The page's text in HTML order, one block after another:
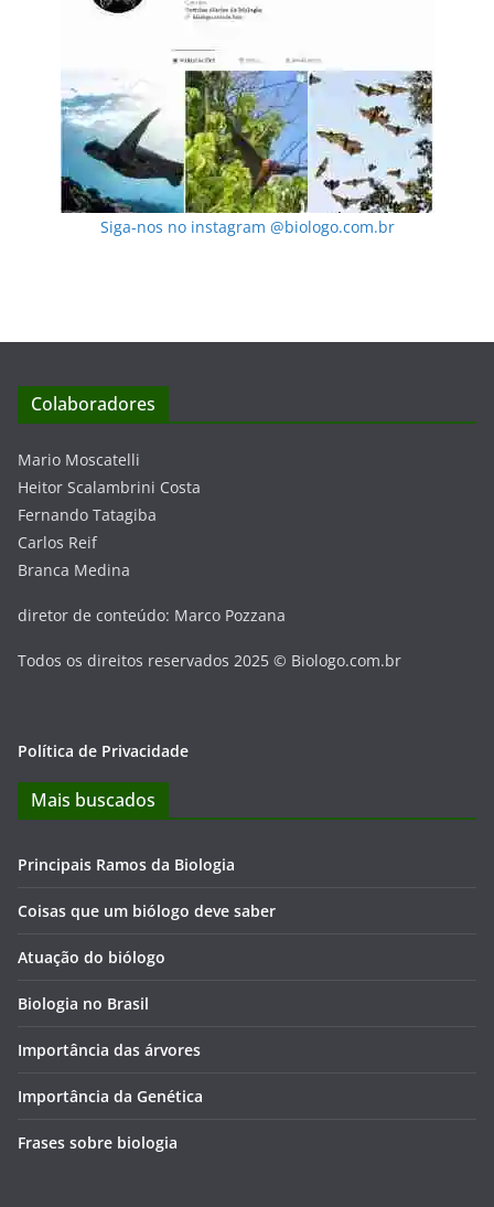
Siga-nos no instagram @biologo.com.br
Colaboradores
Mario Moscatelli
Heitor Scalambrini Costa
Fernando Tatagiba
Carlos Reif
Branca Medina
diretor de conteúdo: Marco Pozzana
Todos os direitos reservados 2025 © Biologo.com.br
Política de Privacidade
Mais buscados
Principais Ramos da Biologia
Coisas que um biólogo deve saber
Atuação do biólogo
Biologia no Brasil
Importância das árvores
Importância da Genética
Frases sobre biologia